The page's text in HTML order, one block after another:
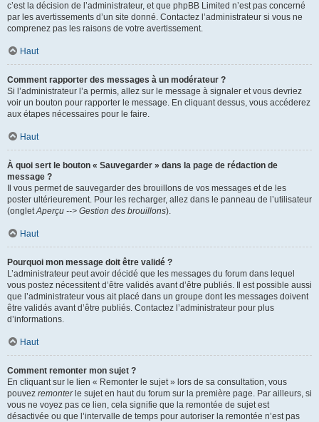
c’est la décision de l’administrateur, et que phpBB Limited n’est pas concerné
par les avertissements d’un site donné. Contactez l’administrateur si vous ne
comprenez pas les raisons de votre avertissement.
Haut
Comment rapporter des messages à un modérateur ?
Si l’administrateur l’a permis, allez sur le message à signaler et vous devriez
voir un bouton pour rapporter le message. En cliquant dessus, vous accéderez
aux étapes nécessaires pour le faire.
Haut
À quoi sert le bouton « Sauvegarder » dans la page de rédaction de
message ?
Il vous permet de sauvegarder des brouillons de vos messages et de les
poster ultérieurement. Pour les recharger, allez dans le panneau de l’utilisateur
(ongletAperçu --> Gestion des brouillons).
Haut
Pourquoi mon message doit être validé ?
L’administrateur peut avoir décidé que les messages du forum dans lequel
vous postez nécessitent d’être validés avant d’être publiés. Il est possible aussi
que l’administrateur vous ait placé dans un groupe dont les messages doivent
être validés avant d’être publiés. Contactez l’administrateur pour plus
d’informations.
Haut
Comment remonter mon sujet ?
En cliquant sur le lien « Remonter le sujet » lors de sa consultation, vous
pouvez remonterle sujet en haut du forum sur la première page. Par ailleurs, si
vous ne voyez pas ce lien, cela signifie que la remontée de sujet est
désactivée ou que l’intervalle de temps pour autoriser la remontée n’est pas